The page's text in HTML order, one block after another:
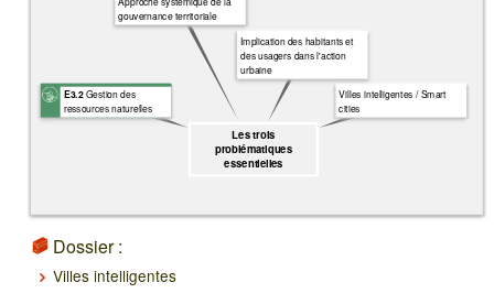
Les trois
problématiques
essentielles
Villes intelligentes / Smart
cities
Implication des habitants et
des usagers dans l'action
urbaine
gouvernance territoriale
E3.2Gestion des
ressources naturelles
Dossier :
Villes intelligentes